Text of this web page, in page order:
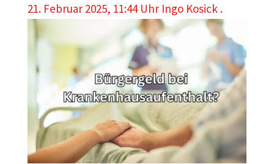
21. Februar 2025, 11:44 Uhr Ingo Kosick .